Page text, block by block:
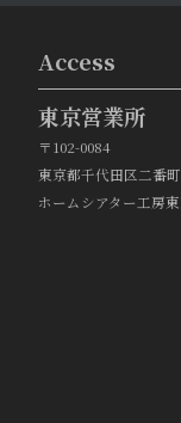
Access
東京営業所
〒102-0084
東京都千代田区二番
ホームシアター工房